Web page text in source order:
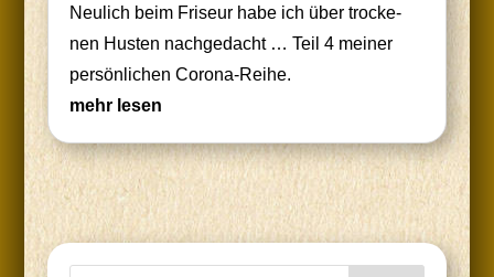
Neu­lich beim Fri­seur habe ich über tro­cke­
nen Hus­ten nach­ge­dacht … Teil 4 mei­ner
per­sön­li­chen Corona-Reihe.
mehr lesen